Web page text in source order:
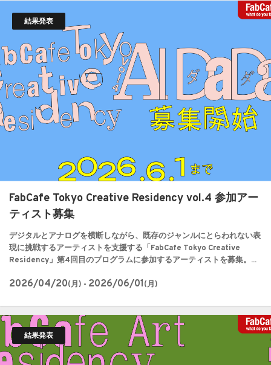
結果発表
FabCafe Tokyo Creative Residency vol.4 参加アー
ティスト募集
デジタルとアナログを横断しながら、既存のジャンルにとらわれない表
現に挑戦するアーティストを支援する「FabCafe Tokyo Creative
Residency」第4回目のプログラムに参加するアーティストを募集。...
2026/04/20(月) - 2026/06/01(月)
結果発表